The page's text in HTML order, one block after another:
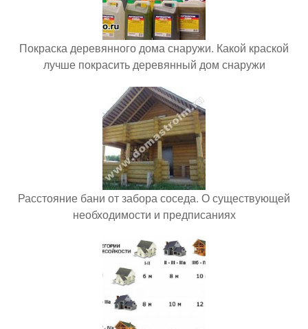
Покраска деревянного дома снаружи. Какой краской
лучше покрасить деревянный дом снаружи
Расстояние бани от забора соседа. О существующей
необходимости и предписаниях